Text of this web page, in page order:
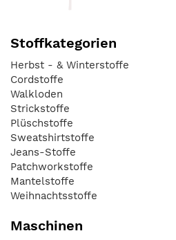
Stoffkategorien
Herbst - & Winterstoffe
Cordstoffe
Walkloden
Strickstoffe
Plüschstoffe
Sweatshirtstoffe
Jeans-Stoffe
Patchworkstoffe
Mantelstoffe
Weihnachtsstoffe
Maschinen